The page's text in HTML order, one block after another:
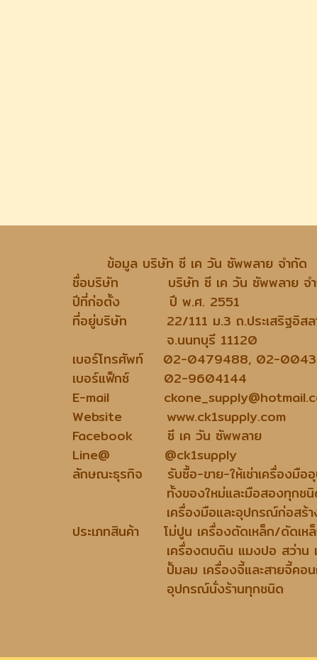
ข้อมูล บริษัท ซี เค วัน ซัพพลาย จำกัด
ชื่อบริษัท บริษัท ซี เค วัน ซัพพลาย จ
ปีที่ก่อตั้ง ปี พ.ศ. 2551
ที่อยู่บริษัท 22/111 ม.3 ถ.ประเสริฐอิสลา
จ.นนทบุรี 11120
เบอร์โทรศัพท์ 02-0479488, 02-
เบอร์แฟ็กซ์ 02-9604144
E-mail
Website www.ck1supply.com
Facebook ซี เค วัน ซัพพลาย
Line@ @ck1supply
ลักษณะธุรกิจ รับซื้อ-ขาย-ให้เช่าเครื่องมื
ทั้งของใหม่และมือสองทุกชนิด กิ
เครื่องมือและอุปกรณ์ก่อสร้างให
ประเภทสินค้า โม่ปูน เครื่องตัดเหล็ก/ดั
เครื่องตบดิน แมงปอ สว่าน เครื่
ปั้มลม เครื่องจี้และสายจี้คอนกรีต
อุปกรณ์นั่งร้านทุกชนิด